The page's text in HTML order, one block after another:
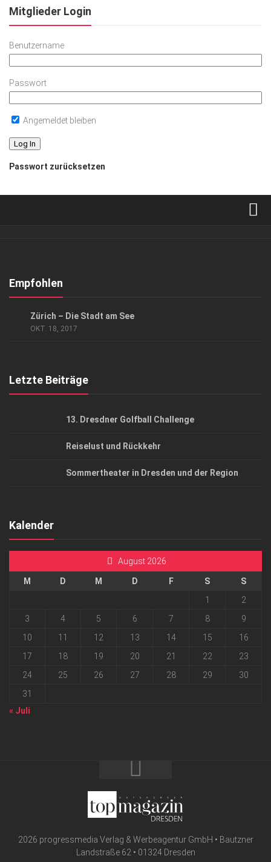
Mitglieder Login
Benutzername
Passwort
Angemeldet bleiben
Passwort zurücksetzen
Kontakt, Impressum
Empfohlen
Zürich – Die Stadt am See
OKT. 18, 2017
Letzte Beiträge
13. Dresdner Golfball Challenge
Reiselust und Rückkehr
Sommertheater in Dresden und der Region
Kalender
August 2026
M D M D F S
S
1
2
3
4 5 6 7 8
9
10
11 12 13 14 15
16
17
18 19 20 21 22
23
24
25 26 27 28 29
30
31
« Juli
2026 progressmedia Verlag & Werbeagentur GmbH • Bautzner
Landstraße 62 • 01324 Dresden